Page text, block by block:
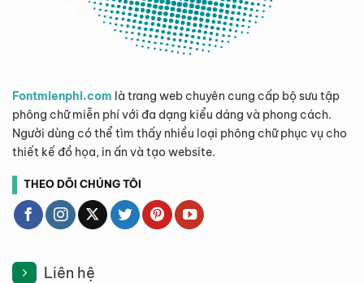
Fontmienphi.com là trang web chuyên cung cấp bộ sưu tập
phông chữ miễn phí với đa dạng kiểu dáng và phong cách.
Người dùng có thể tìm thấy nhiều loại phông chữ phục vụ cho
thiết kế đồ họa, in ấn và tạo website.
THEO DÕI CHÚNG TÔI
Liên hệ